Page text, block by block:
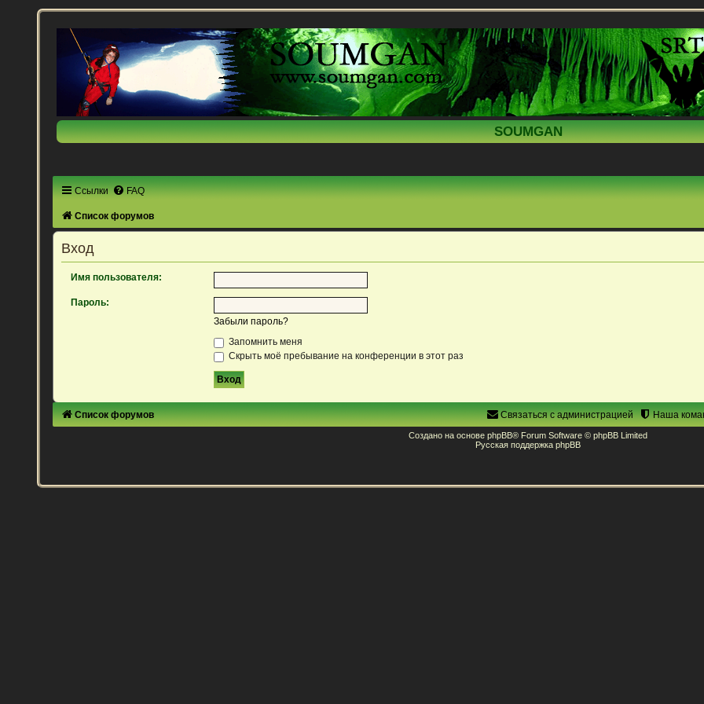
SOUMGAN
Ссылки FAQ
Список форумов
Вход
Имя пользователя:
Пароль:
Забыли пароль?
Запомнить меня
Скрыть моё пребывание на конференции в этот раз
Список форумов Наша
Связаться с администрацией
Создано на основе phpBB® Forum Software © phpBB Limited
Русская поддержка phpBB